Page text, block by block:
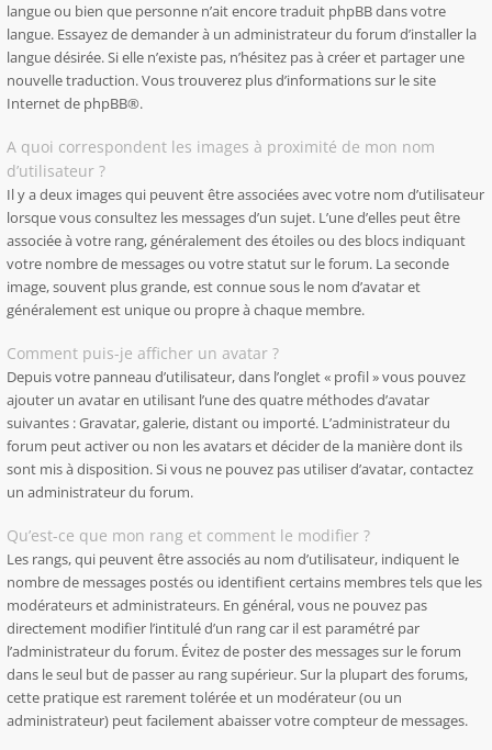
langue ou bien que personne n’ait encore traduit phpBB dans votre
langue. Essayez de demander à un administrateur du forum d’installer la
langue désirée. Si elle n’existe pas, n’hésitez pas à créer et partager une
nouvelle traduction. Vous trouverez plus d’informations sur le site
Internet de phpBB®.
A quoi correspondent les images à proximité de mon nom
d’utilisateur ?
Il y a deux images qui peuvent être associées avec votre nom d’utilisateur
lorsque vous consultez les messages d’un sujet. L’une d’elles peut être
associée à votre rang, généralement des étoiles ou des blocs indiquant
votre nombre de messages ou votre statut sur le forum. La seconde
image, souvent plus grande, est connue sous le nom d’avatar et
généralement est unique ou propre à chaque membre.
Comment puis-je afficher un avatar ?
Depuis votre panneau d’utilisateur, dans l’onglet « profil » vous pouvez
ajouter un avatar en utilisant l’une des quatre méthodes d’avatar
suivantes : Gravatar, galerie, distant ou importé. L’administrateur du
forum peut activer ou non les avatars et décider de la manière dont ils
sont mis à disposition. Si vous ne pouvez pas utiliser d’avatar, contactez
un administrateur du forum.
Qu’est-ce que mon rang et comment le modifier ?
Les rangs, qui peuvent être associés au nom d’utilisateur, indiquent le
nombre de messages postés ou identifient certains membres tels que les
modérateurs et administrateurs. En général, vous ne pouvez pas
directement modifier l’intitulé d’un rang car il est paramétré par
l’administrateur du forum. Évitez de poster des messages sur le forum
dans le seul but de passer au rang supérieur. Sur la plupart des forums,
cette pratique est rarement tolérée et un modérateur (ou un
administrateur) peut facilement abaisser votre compteur de messages.